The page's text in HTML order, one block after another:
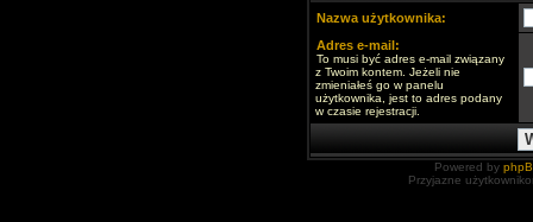
Nazwa użytkownika:
Adres e-mail:
To musi być adres e-mail związany
z Twoim kontem. Jeżeli nie
zmieniałeś go w panelu
użytkownika, jest to adres podany
w czasie rejestracji.
Powered by
Przyjazne